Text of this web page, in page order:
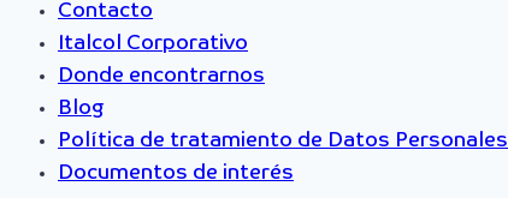
Contacto
Italcol Corporativo
Donde encontrarnos
Blog
Política de tratamiento de Datos Personales
Documentos de interés